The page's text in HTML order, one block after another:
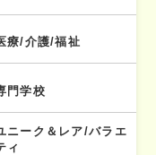
療/介護/福祉
門学校
ニーク＆レア/バラエ
ィ